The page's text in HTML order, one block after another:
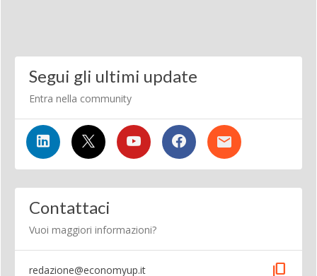
Segui gli ultimi update
Entra nella community
Contattaci
Vuoi maggiori informazioni?
redazione@economyup.it content_copy